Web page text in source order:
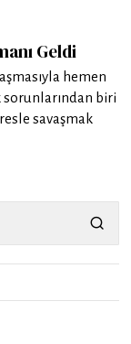
Geldi
hemen
sorunlarından biri
savaşmak